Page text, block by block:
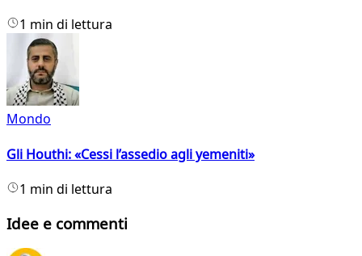
1 min di lettura
Mondo
Gli Houthi: «Cessi l’assedio agli yemeniti»
1 min di lettura
Idee e commenti